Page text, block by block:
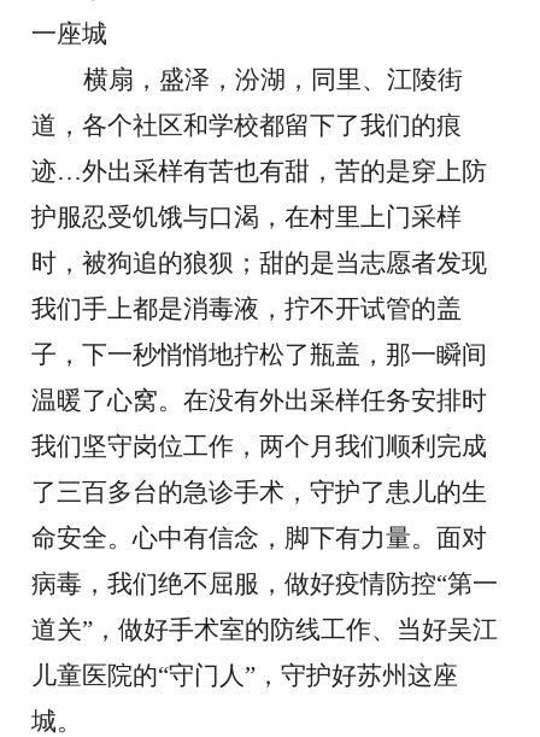
一座城
横扇，盛泽，汾湖，同里、江陵街
道，各个社区和学校都留下了我们的痕
迹…外出采样有苦也有甜，苦的是穿上防
护服忍受饥饿与口渴，在村里上门采样
时，被狗追的狼狈；甜的是当志愿者发现
我们手上都是消毒液，拧不开试管的盖
子，下一秒悄悄地拧松了瓶盖，那一瞬间
温暖了心窝。在没有外出采样任务安排时
我们坚守岗位工作，两个月我们顺利完成
了三百多台的急诊手术，守护了患儿的生
命安全。心中有信念，脚下有力量。面对
病毒，我们绝不屈服，做好疫情防控“第一
道关”，做好手术室的防线工作、当好吴江
儿童医院的“守门人”，守护好苏州这座
城。